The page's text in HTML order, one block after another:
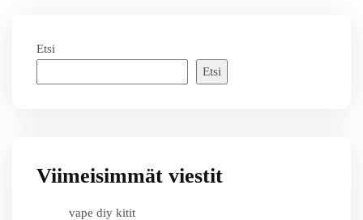
Etsi
Etsi
Viimeisimmät viestit
vape diy kitit